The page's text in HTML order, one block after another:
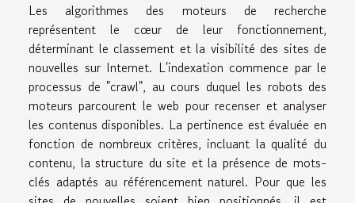
Les algorithmes des moteurs de recherche
représentent le cœur de leur fonctionnement,
déterminant le classement et la visibilité des sites de
nouvelles sur Internet. L'indexation commence par le
processus de "crawl", au cours duquel les robots des
moteurs parcourent le web pour recenser et analyser
les contenus disponibles. La pertinence est évaluée en
fonction de nombreux critères, incluant la qualité du
contenu, la structure du site et la présence de mots-
clés adaptés au référencement naturel. Pour que les